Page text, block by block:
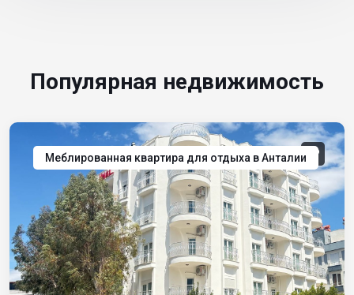
Популярная недвижимость
Меблированная квартира для отдыха в Анталии